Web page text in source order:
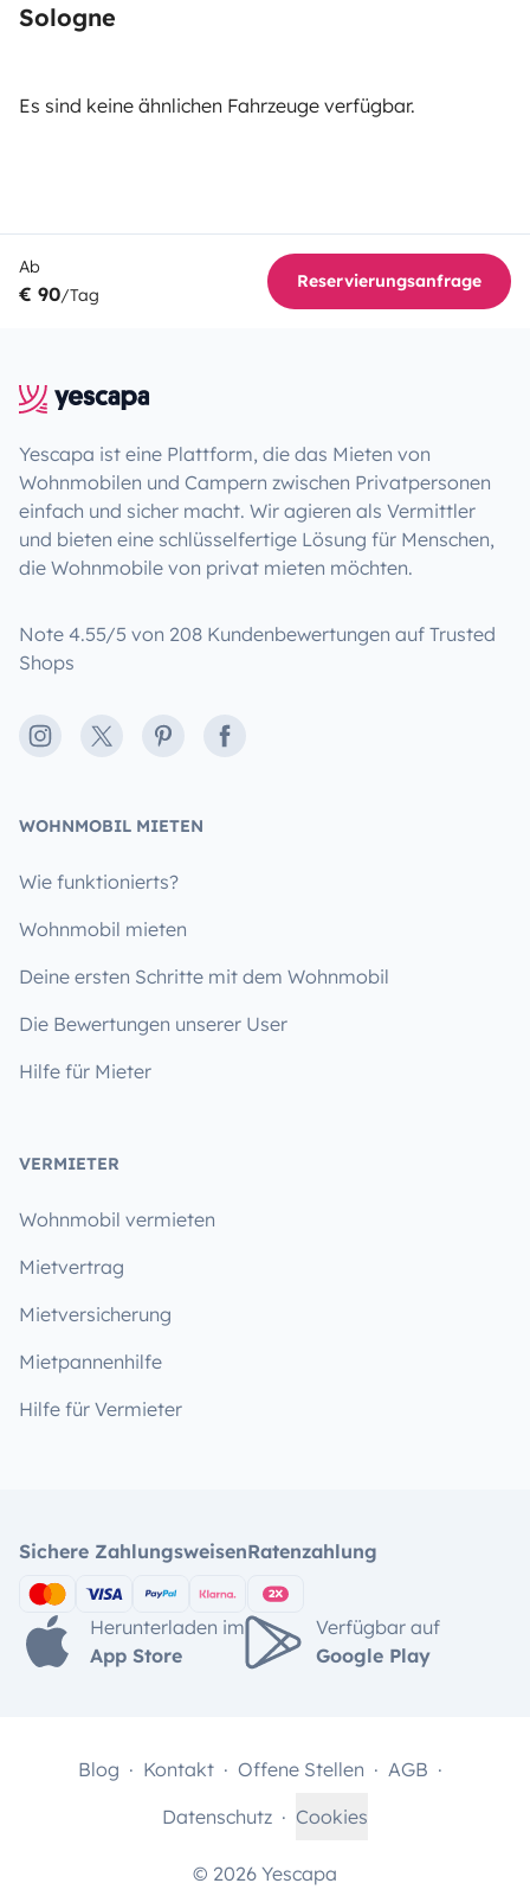
Sologne
Es sind keine ähnlichen Fahrzeuge verfügbar.
Ab
€ 90/Tag
Reservierungsanfrage
Yescapa ist eine Plattform, die das Mieten von
Wohnmobilen und Campern zwischen Privatpersonen
einfach und sicher macht. Wir agieren als Vermittler
und bieten eine schlüsselfertige Lösung für Menschen,
die Wohnmobile von privat mieten möchten.
Note 4.55/5 von 208 Kundenbewertungen auf Trusted
Shops
Instagram
X PinterestFacebook
WOHNMOBIL MIETEN
Wie funktionierts?
Wohnmobil mieten
Deine ersten Schritte mit dem Wohnmobil
Die Bewertungen unserer User
Hilfe für Mieter
VERMIETER
Wohnmobil vermieten
Mietvertrag
Mietversicherung
Mietpannenhilfe
Hilfe für Vermieter
Sichere ZahlungsweisenRatenzahlung
Herunterladen im
App Store
Verfügbar auf
Google Play
© 2026 Yescapa
Blog Kontakt Offene Stellen
AGB
Datenschutz
Cookies